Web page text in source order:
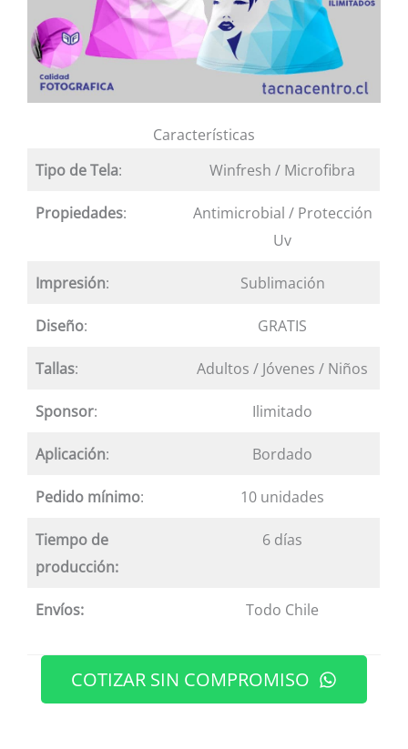
Características
Tipo de Tela: Winfresh / Microfibra
Propiedades:
Antimicrobial / Protección
Uv
Impresión: Sublimación
Diseño: GRATIS
Tallas: Adultos / Jóvenes / Niños
Sponsor: Ilimitado
Aplicación: Bordado
Pedido mínimo: 10 unidades
Tiempo de
producción:
6 días
Envíos: Todo Chile
COTIZAR SIN COMPROMISO